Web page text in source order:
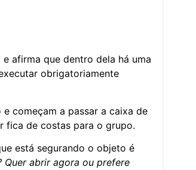
afirma que dentro dela há uma
obrigatoriamente
começam a passar a caixa de
fica de costas para o grupo.
está segurando o objeto é
Quer abrir agora ou prefere